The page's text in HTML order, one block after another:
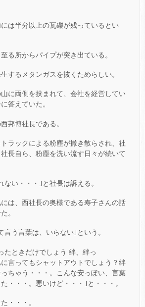
は半分以上の瓦礫が残っているとい
る所からパイプが突き出ている。
するメタンガスを抜くためらしい。
に両側を挟まれて、会社を経営してい
答えていた。
邦博社長である。
ラックによる粉塵が撒き散らされ、社
長自ら、粉塵を洗い流す日々が続いて
ない・・・｣と社長は訴える。
は、西社長の奥様である寿子さんの話
。
言う言葉は、いらない｣という。
たときだけでしょう 絆、絆っ
言ってもシャットアウトでしょう？絆
ちゃう・・・。こんな安っぽい、言葉
・・・。悪いけど・・・｣と・・・。
・・・。